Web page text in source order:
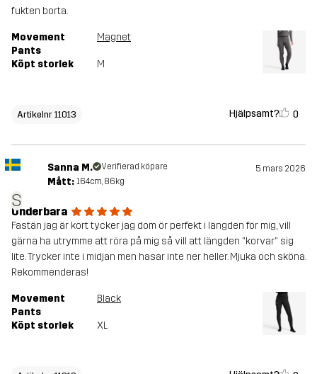
fukten borta.
Movement
Pants
Magnet
Köpt storlek M
Artikelnr 11013 Hjälpsamt? 0
S
Sanna M. Verifierad köpare 5 mars 2026
Mått: 164cm, 86kg
Underbara
Fastän jag är kort tycker jag dom ör perfekt i längden för mig, vill
gärna ha utrymme att röra på mig så vill att längden "korvar" sig
lite. Trycker inte i midjan men hasar inte ner heller. Mjuka och sköna.
Rekommenderas!
Movement
Pants
Black
Köpt storlek XL